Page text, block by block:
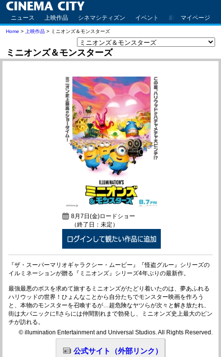
ニュース 上映作品 シネマシティズン イベント 劇場案内 アク
マイページ
Home > 上映作品 > ミニオンズ＆モンスターズ
ミニオンズ＆モンスターズ
8月7日(金)ロードショー
（終了日：未定）
『ザ・スーパーマリオギャラクシー・ムービー』『怪盗グルー』シリーズの
イルミネーションが贈る『ミニオンズ』シリーズ4年ぶりの最新作。
最強最悪のボスを求めて旅するミニオンズがたどり着いたのは、夢あふれる
ハリウッドの世界！ひょんなことから自分たちでモンスター映画を作ろう
と、本物のモンスターを召喚するが…超危険なヤツらが次々と解き放たれ、
街は大パニックに‼さらには仲間割れまで勃発し、ミニオンズ史上最大のピン
チが訪れる。
© illumination Entertainment and Universal Studios. All Rights Reserved.
公式サイト（外部リンク）